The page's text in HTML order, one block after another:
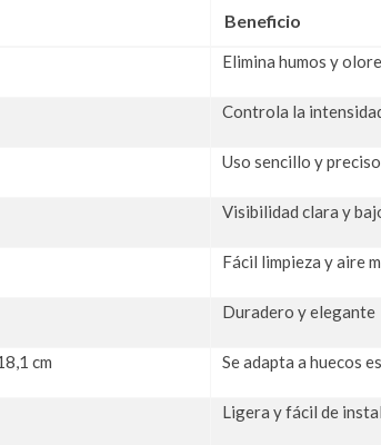
Beneficio
Elimina humos y
Controla la
Uso sencillo y preciso
Visibilidad clara y
Fácil limpieza y aire
Duradero y elegante
cm Se adapta a huecos
Ligera y fácil de